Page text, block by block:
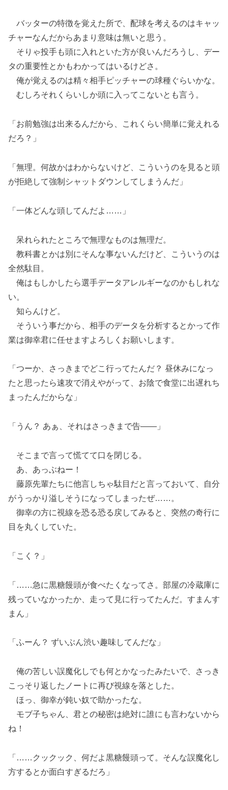
バッターの特徴を覚えた所で、配球を考えるのはキャッ
チャーなんだからあまり意味は無いと思う。
そりゃ投手も頭に入れといた方が良いんだろうし、デー
タの重要性とかもわかってはいるけどさ。
俺が覚えるのは精々相手ピッチャーの球種ぐらいかな。
むしろそれくらいしか頭に入ってこないとも言う。
「お前勉強は出来るんだから、これくらい簡単に覚えれる
だろ？」
「無理。何故かはわからないけど、こういうのを見ると頭
が拒絶して強制シャットダウンしてしまうんだ」
「一体どんな頭してんだよ……」
呆れられたところで無理なものは無理だ。
教科書とかは別にそんな事ないんだけど、こういうのは
全然駄目。
俺はもしかしたら選手データアレルギーなのかもしれな
い。
知らんけど。
そういう事だから、相手のデータを分析するとかって作
業は御幸君に任せますよろしくお願いします。
「つーか、さっきまでどこ行ってたんだ？ 昼休みになっ
たと思ったら速攻で消えやがって、お陰で食堂に出遅れち
まったんだからな」
「うん？ あぁ、それはさっきまで告――」
そこまで言って慌てて口を閉じる。
あ、あっぶねー！
藤原先輩たちに他言しちゃ駄目だと言っておいて、自分
がうっかり溢しそうになってしまったぜ……。
御幸の方に視線を恐る恐る戻してみると、突然の奇行に
目を丸くしていた。
「こく？」
「……急に黒糖饅頭が食べたくなってさ。部屋の冷蔵庫に
残っていなかったか、走って見に行ってたんだ。すまんす
まん」
「ふーん？ ずいぶん渋い趣味してんだな」
俺の苦しい誤魔化しでも何とかなったみたいで、さっき
こっそり返したノートに再び視線を落とした。
ほっ、御幸が鈍い奴で助かったな。
モブ子ちゃん、君との秘密は絶対に誰にも言わないから
ね！
「……クックック、何だよ黒糖饅頭って。そんな誤魔化し
方するとか面白すぎるだろ」